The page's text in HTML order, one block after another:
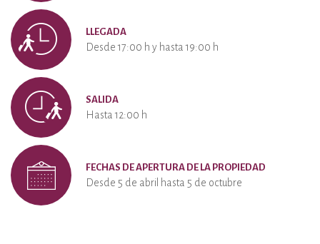
LLEGADA
Desde 17:00 h y hasta 19:00 h
SALIDA
Hasta 12:00 h
FECHAS DE APERTURA DE LA PROPIEDAD
Desde 5 de abril hasta 5 de octubre